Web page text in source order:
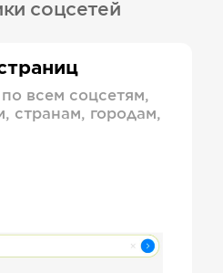
соцсетей
всем соцсетям,
странам, городам,